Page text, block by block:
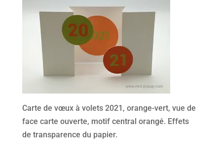
Carte de vœux à volets 2021, orange-vert, vue de
face carte ouverte, motif central orangé. Effets
de transparence du papier.